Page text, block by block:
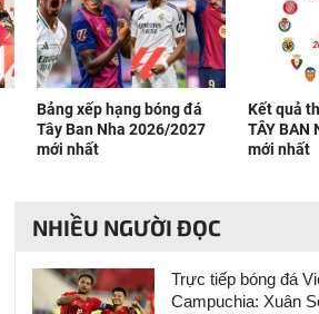
Bảng xếp hạng bóng đá
Tây Ban Nha 2026/2027
mới nhất
Kết quả
TÂY BAN
mới nhất
NHIỀU NGƯỜI ĐỌC
Trực tiếp bóng đá
Campuchia: Xuân